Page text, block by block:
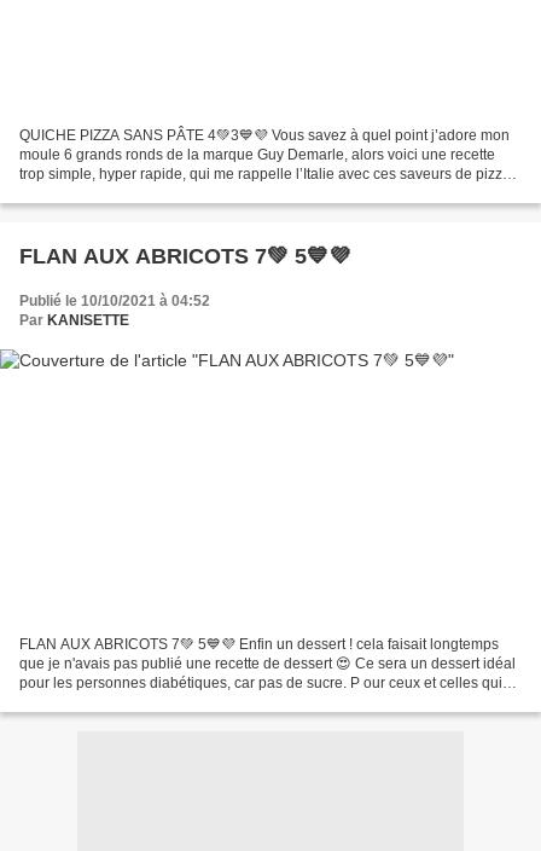
QUICHE PIZZA SANS PÂTE 4💚3💙💜 Vous savez à quel point j’adore mon
moule 6 grands ronds de la marque Guy Demarle, alors voici une recette
trop simple, hyper rapide, qui me rappelle l’Italie avec ces saveurs de pizza.
FLAN AUX ABRICOTS 7💚 5💙💜
Publié le 10/10/2021 à 04:52
Par KANISETTE
FLAN AUX ABRICOTS 7💚 5💙💜 Enfin un dessert ! cela faisait longtemps
que je n'avais pas publié une recette de dessert 😍 Ce sera un dessert idéal
pour les personnes diabétiques, car pas de sucre. P our ceux et celles qui